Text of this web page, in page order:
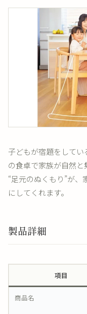
子どもが宿題をして
の食卓で家族が自然と
“足元のぬくもり”が
にしてくれます。
製品詳細
項目
商品名